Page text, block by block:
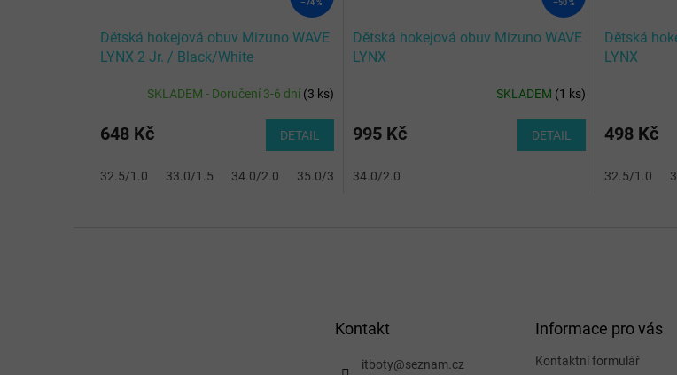
–74 %
Dětská hokejová obuv Mizuno WAVE
LYNX 2 Jr. / Black/White
SKLADEM - Doručení 3-6 dní(3 ks)
648 Kč DETAIL
32.5/1.0 33.0/1.5 34.0/2.0 35.0/3.0 36.0/3.5 38.0/5.0 38.5/5.5
–50 %
Dětská hokejová obuv Mizuno WAVE
LYNX
SKLADEM (1 ks)
995 Kč DETAIL
34.0/2.0
Dětská
LYNX
JUNIOR/
produktu
z
498 Kč
32.5/1.0
Kontakt
itboty@seznam.cz
Informace pro vás
Kontaktní formulář